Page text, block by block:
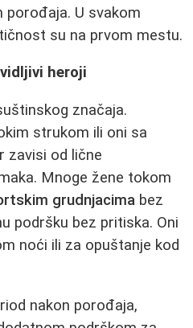
U svakom
su na prvom mestu.
heroji
značaja.
strukom ili oni sa
zavisi od lične
Mnoge žene tokom
grudnjacima bez
podršku bez pritiska. Oni
noći ili za opuštanje kod
nakon porođaja,